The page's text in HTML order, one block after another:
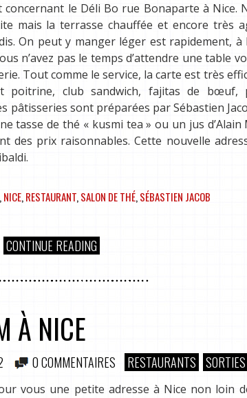
le Déli Bo rue Bonaparte à Nice.
mais la terrasse chauffée et encore très
On peut y manger léger est rapidement,
n’avez pas le temps d’attendre une table
Tout comme le service, la carte est très
poitrine, club sandwich, fajitas de bœuf,
sont préparées par Sébastien
tasse de thé « kusmi tea » ou un jus
prix raisonnables. Cette nouvelle
,NICE,RESTAURANT,SALON DE THÉ,SÉBASTIEN JACOB
CONTINUE READING
À NICE
0 COMMENTAIRES RESTAURANTS SORTIES
vous une petite adresse à Nice non loin